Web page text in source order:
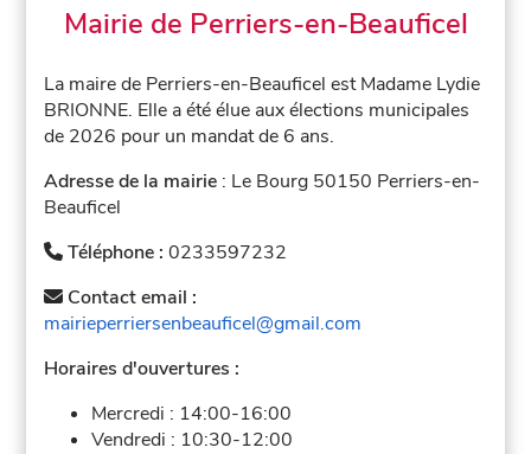
Mairie de Perriers-en-Beauficel
La maire de Perriers-en-Beauficel est Madame Lydie
BRIONNE. Elle a été élue aux élections municipales
de 2026 pour un mandat de 6 ans.
Adresse de la mairie : Le Bourg 50150 Perriers-en-
Beauficel
Téléphone :0233597232
Contact email :
mairieperriersenbeauficel@gmail.com
Horaires d'ouvertures :
Mercredi : 14:00-16:00
Vendredi : 10:30-12:00